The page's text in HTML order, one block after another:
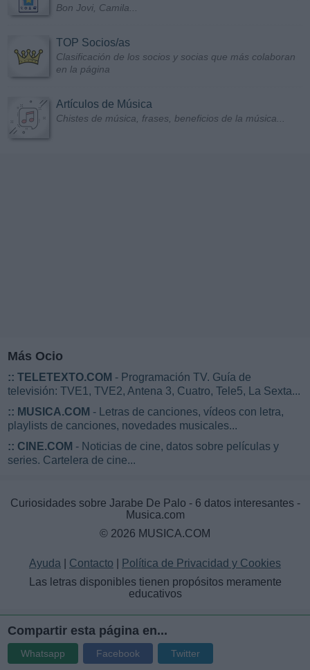
Bon Jovi, Camila...
TOP Socios/as
Clasificación de los socios y socias que más colaboran
en la página
Artículos de Música
Chistes de música, frases, beneficios de la música...
Más Ocio
:: TELETEXTO.COM - Programación TV. Guía de
televisión: TVE1, TVE2, Antena 3, Cuatro, Tele5, La Sexta...
:: MUSICA.COM - Letras de canciones, vídeos con letra,
playlists de canciones, novedades musicales...
:: CINE.COM - Noticias de cine, datos sobre películas y
series. Cartelera de cine...
Curiosidades sobre Jarabe De Palo - 6 datos interesantes -
Musica.com
© 2026 MUSICA.COM
Ayuda Contacto
Política de Privacidad y Cookies
Las letras disponibles tienen propósitos meramente
educativos
Compartir esta página en...
Whatsapp Facebook Twitter